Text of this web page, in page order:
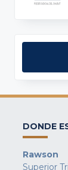
DONDE
Rawson
Superior